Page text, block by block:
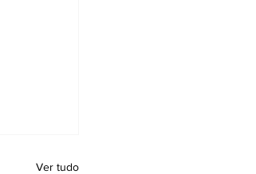
Ver tudo